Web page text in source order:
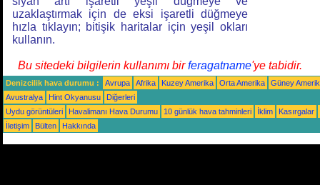
uzaklaştırmak için de eksi işaretli düğmeye
hızla tıklayın; bitişik haritalar için yeşil okları
kullanın.
Bu sitedeki bilgilerin kullanımı birferagatname'ye tabidir.
Denizcilik hava durumu : Avrupa Afrika Kuzey Amerika Orta Amerika
Güney
Avustralya
Hint Okyanusu
Diğerleri
Uydu görüntüleri
Havalimanı Hava Durumu 10 günlük hava tahminleri İklim
Kasırgalar
İletişim
Bülten Hakkında